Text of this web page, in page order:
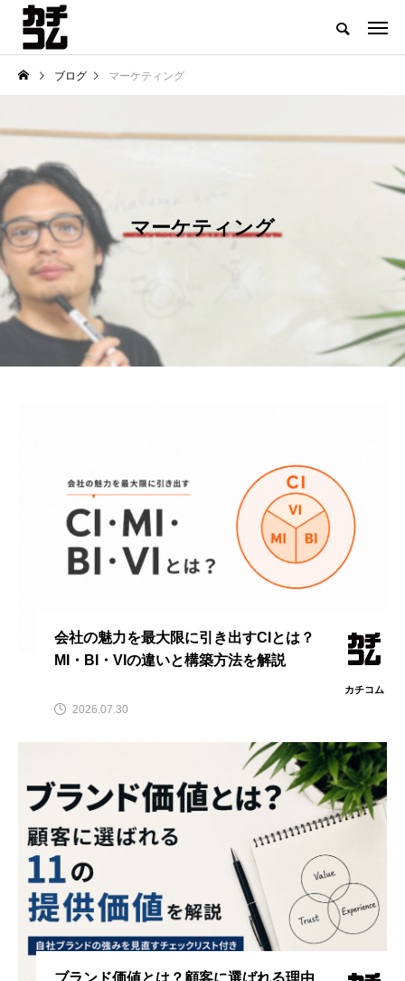
ブログ マーケティング
マーケティング
会社の魅力を最大限に引き出すCIとは？
MI・BI・VIの違いと構築方法を解説
カチコム
2026.07.30
ブランド価値とは？顧客に選ばれる理由